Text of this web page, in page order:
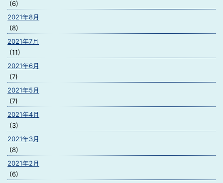
(6)
2021年8月
(8)
2021年7月
(11)
2021年6月
(7)
2021年5月
(7)
2021年4月
(3)
2021年3月
(8)
2021年2月
(6)